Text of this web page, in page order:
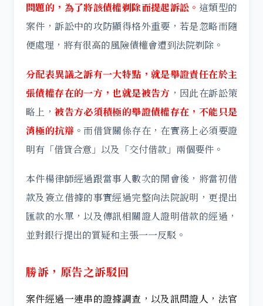
問題的，為了將該債權剃除而提起訴訟。 這類型的
案件，訴訟中的攻防顯得格外重要，若是忽略而隨
便處理，將有很高的風險債權會遭到法院剃除。
分配表異議之訴有一大特點，就是舉證責任在於主
張債權存在的一方，也就是被告方 ，因此在訴訟策
略上，被告方必須積極的舉證債權存在，不能只是
消極的抗辯。而借貸關係存在，在實務上必須要證
明有「借貸合意」以及「交付借款」兩個要件。
本件楊律師經過跟當事人數次的開會後，將當初借
款及簽立借據的事實經過完整向法院說明，更提出
匯款的水單，以及傳訊相關證人證明借款的經過，
並對銀行提出的質疑和主張一一反駁。
勝訴，原告之訴駁回
案件經過一連串的證據調查，以及訊問證人，法官